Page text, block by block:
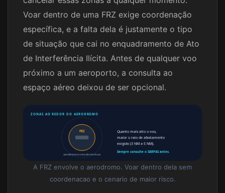
Voar dentro de uma FRZ exige coordenação
específica, e a falta dela é justamente o tipo
de situação que cai no enquadramento de Ato
de Interferência Ilícita. Antes de qualquer voo
próximo a um aeroporto, a consulta ao
espaço aéreo deixou de ser opcional.
ZONAS AO REDOR DO AERODROMO
FRZ
aerodromo e zona de restricao
Quanto mais alto o voo,
maior o raio de afastamento
exigido (3 NM a 5 NM).
Sempre consulte o SARPAS antes.
A FRZ envolve o aerodromo. Voar dentro dela sem
coordenacao e o cenario de maior risco.